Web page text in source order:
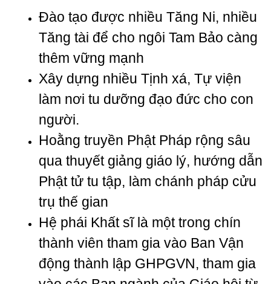
Đào tạo được nhiều Tăng Ni, nhiều
Tăng tài để cho ngôi Tam Bảo càng
thêm vững mạnh
Xây dựng nhiều Tịnh xá, Tự viện
làm nơi tu dưỡng đạo đức cho con
người.
Hoằng truyền Phật Pháp rộng sâu
qua thuyết giảng giáo lý, hướng dẫn
Phật tử tu tập, làm chánh pháp cửu
trụ thế gian
Hệ phái Khất sĩ là một trong chín
thành viên tham gia vào Ban Vận
động thành lập GHPGVN, tham gia